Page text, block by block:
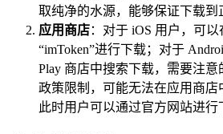
取纯净的水源，能够保证下载到
应用商店：对于 iOS 用户，可以
“imToken”进行下载；对于
Play 商店中搜索下载，需要注
政策限制，可能无法在应用商店
此时用户可以通过官方网站进行